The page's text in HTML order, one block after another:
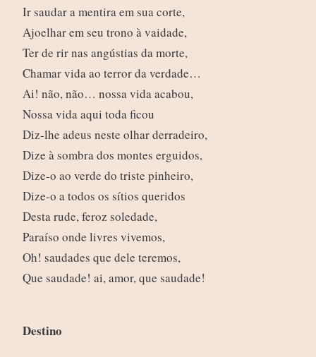
Ir saudar a mentira em sua corte,
Ajoelhar em seu trono à vaidade,
Ter de rir nas angústias da morte,
Chamar vida ao terror da verdade…
Ai! não, não… nossa vida acabou,
Nossa vida aqui toda ficou
Diz-lhe adeus neste olhar derradeiro,
Dize à sombra dos montes erguidos,
Dize-o ao verde do triste pinheiro,
Dize-o a todos os sítios queridos
Desta rude, feroz soledade,
Paraíso onde livres vivemos,
Oh! saudades que dele teremos,
Que saudade! ai, amor, que saudade!
Destino